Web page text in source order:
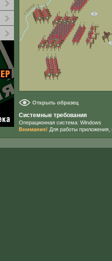
Открыть образец
Системные требования
Операционная система: Windows
Внимание! Для работы приложения,